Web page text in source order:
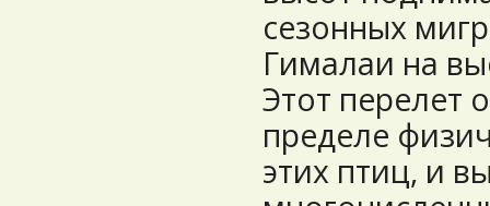
сезонных
Гималаи на
Этот перелет
пределе
этих птиц, и